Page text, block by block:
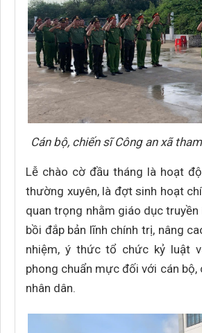
Cán bộ, chiến sĩ Công an xã
Lễ chào cờ đầu tháng là hoạt
thường xuyên, là đợt sinh hoạt
quan trọng nhằm giáo dục
bồi đắp bản lĩnh chính trị, nâng
nhiệm, ý thức tổ chức kỷ luật
phong chuẩn mực đối với cán bộ,
nhân dân.